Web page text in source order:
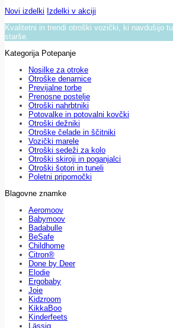
Novi izdelki Izdelki v akciji
Kvalitetni in trendi otroški vozički, ki navdušijo
starše.
Kategorija Potepanje
Nosilke za otroke
Otroške denarnice
Previjalne torbe
Prenosne postelje
Otroški nahrbtniki
Potovalke in potovalni kovčki
Otroški dežniki
Otroške čelade in ščitniki
Vozički marele
Otroški sedeži za kolo
Otroški skiroji in poganjalci
Otroški šotori in tuneli
Poletni pripomočki
Blagovne znamke
Aeromoov
Babymoov
Badabulle
BeSafe
Childhome
Citron®
Done by Deer
Elodie
Ergobaby
Joie
Kidzroom
KikkaBoo
Kinderfeets
Lässig